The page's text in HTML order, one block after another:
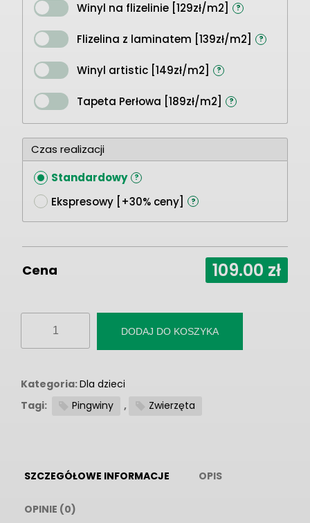
Winyl na flizelinie [129zł/m2] ?
Flizelina z laminatem [139zł/m2] ?
Winyl artistic [149zł/m2] ?
Tapeta Perłowa [189zł/m2] ?
Czas realizacji
Standardowy ?
Ekspresowy [+30% ceny] ?
Cena 109.00 zł
DODAJ DO KOSZYKA
Kategoria:Dla dzieci
Tagi:
Pingwiny , Zwierzęta
SZCZEGÓŁOWE INFORMACJE OPIS
OPINIE (0)